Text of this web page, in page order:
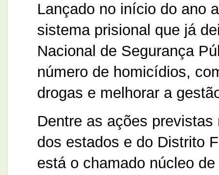
Lançado no início do ano
sistema prisional que já
Nacional de Segurança
número de homicídios,
drogas e melhorar a
Dentre as ações
dos estados e do Distrito
está o chamado núcleo